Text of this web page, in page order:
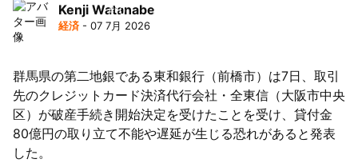
イト」を試してみた
「全東信」債権者リスト公開、金融機関
#10 榛葉幹事長、辺野古沖事故で
訪問中
Kenji Watanabe
経済 - 07 7月 2026
群馬県の第二地銀である東和銀行（前橋市）は7日、取引
先のクレジットカード決済代行会社・全東信（大阪市中央
区）が破産手続き開始決定を受けたことを受け、貸付金
80億円の取り立て不能や遅延が生じる恐れがあると発表
した。